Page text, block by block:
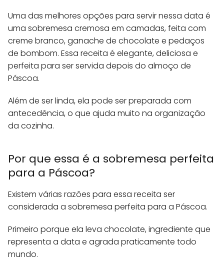
Uma das melhores opções para servir nessa data é
uma sobremesa cremosa em camadas, feita com
creme branco, ganache de chocolate e pedaços
de bombom. Essa receita é elegante, deliciosa e
perfeita para ser servida depois do almoço de
Páscoa.
Além de ser linda, ela pode ser preparada com
antecedência, o que ajuda muito na organização
da cozinha.
Por que essa é a sobremesa perfeita
para a Páscoa?
Existem várias razões para essa receita ser
considerada a sobremesa perfeita para a Páscoa.
Primeiro porque ela leva chocolate, ingrediente que
representa a data e agrada praticamente todo
mundo.